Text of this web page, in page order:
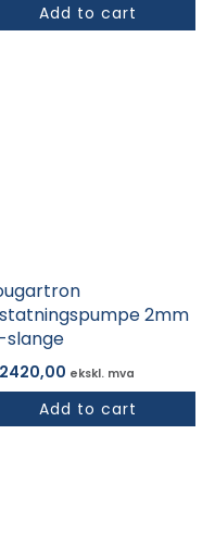
Add to cart
2mm
slange
2420,00 ekskl. mva
Add to cart